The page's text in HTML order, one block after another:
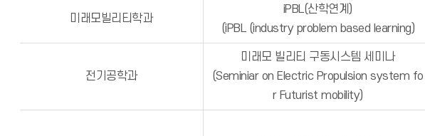
미래모빌리티학과
iPBL(산학연계)
(iPBL (industry problem based learning)
전기공학과
미래모 빌리티 구동시스템 세미나
(Seminiar on Electric Propulsion system fo
r Futurist mobility)